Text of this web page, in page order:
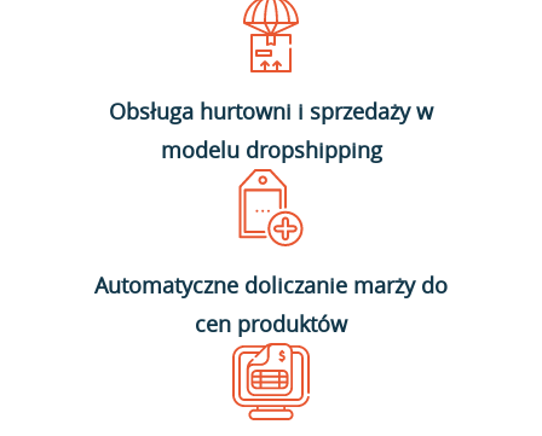
Obsługa hurtowni i sprzedaży w
modelu dropshipping
Automatyczne doliczanie marży do
cen produktów